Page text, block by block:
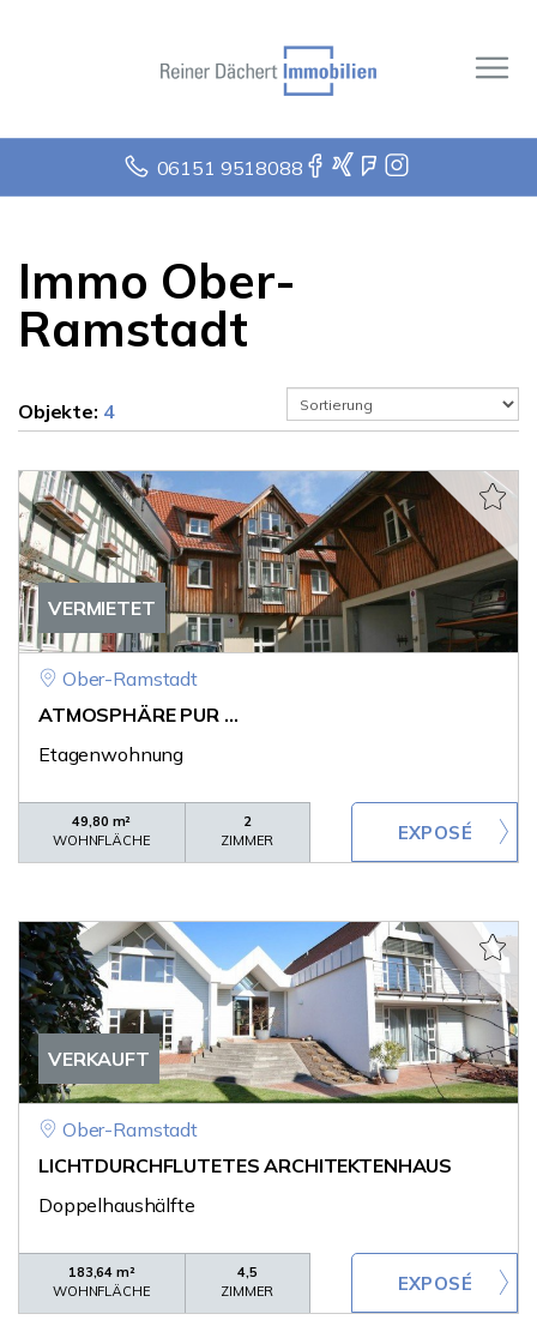
06151 9518088
Immo Ober-
Ramstadt
Objekte: 4
VERMIETET
Ober-Ramstadt
ATMOSPHÄRE PUR ...
Etagenwohnung
49,80 m²
WOHNFLÄCHE
2
ZIMMER
VERKAUFT
Ober-Ramstadt
LICHTDURCHFLUTETES ARCHITEKTENHAUS
Doppelhaushälfte
183,64 m²
WOHNFLÄCHE
4,5
ZIMMER